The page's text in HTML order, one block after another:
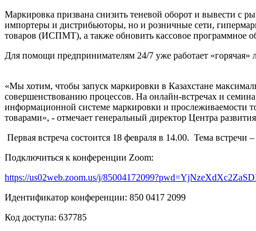
Маркировка призвана снизить теневой оборот и вывести с
импортеры и дистрибьюторы, но и розничные сети,
товаров (ИСПМТ), а также обновить кассовое программное
Для помощи предпринимателям 24/7 уже работает
«Мы хотим, чтобы запуск маркировки в Казахстане
совершенствованию процессов. На онлайн-встречах и
информационной системе маркировки и прослеживаемости
товарами», - отмечает генеральный директор Центра
Первая встреча состоится 18 февраля в 14.00. Тема
Подключиться к конференции Zoom:
https://us02web.zoom.us/j/
Идентификатор конференции: 850 0417 2099
Код доступа: 637785